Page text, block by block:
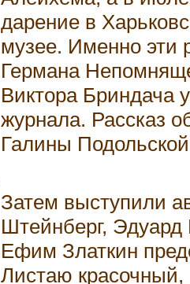
дарение в
музее. Именно эти
Германа
Виктора Бриндача
журнала. Рассказ
Галины
Затем выступили
Штейнберг,
Ефим Златкин
Листаю